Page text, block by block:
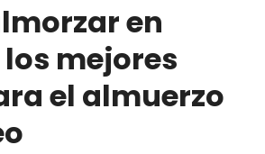
en
mejores
el almuerzo